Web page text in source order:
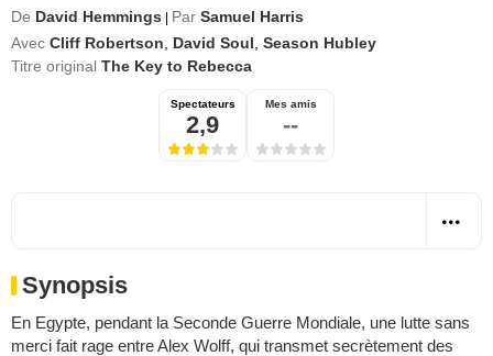
De David Hemmings Par Samuel Harris
Avec Cliff Robertson David Soul Season Hubley
Titre original The Key to Rebecca
Spectateurs
2,9
Mes amis
--
Synopsis
En Egypte, pendant la Seconde Guerre Mondiale, une lutte sans
merci fait rage entre Alex Wolff, qui transmet secrètement des